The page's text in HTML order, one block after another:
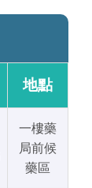
地點
一樓藥
局前候
藥區